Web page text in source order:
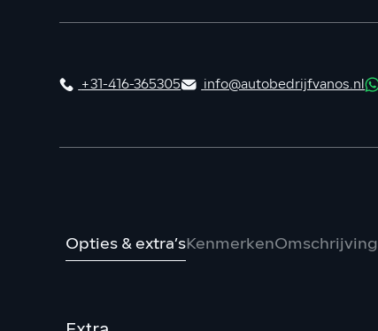
+31-416-365305 info@autobedrijfvanos.nl
Opties & extra’sKenmerkenOmschrijving